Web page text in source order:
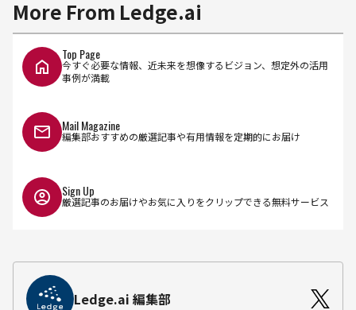
More From Ledge.ai
Top Page
今すぐ必要な情報、近未来を想像するビジョン、想定外の活用
事例が満載
Mail Magazine
編集部おすすめの厳選記事や有用情報を定期的にお届け
Sign Up
厳選記事のお届けやお気に入りをクリップできる無料サービス
Ledge.ai 編集部